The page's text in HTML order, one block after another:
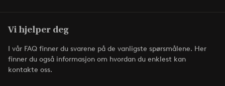
Vi hjelper deg
I vår FAQ finner du svarene på de vanligste spørsmålene. Her
finner du også informasjon om hvordan du enklest kan
kontakte oss.